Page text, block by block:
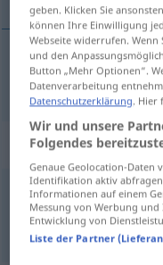
vocationaltraining
EuropäischeStiftungfür
EuropeanTraining
geben. Klicken Sie
können Ihre Einwilligung
Webseite widerrufen.
und den
Button „Mehr Optionen“.
Datenverarbeitung
Datenschutzerklärung. Hier
Wir und unsere
Folgendes
Genaue Geolocation-Daten
Identifikation aktiv
Informationen auf einem
Messung von Werbung
Entwicklung von
Liste der Partner